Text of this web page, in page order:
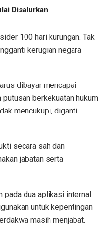
Disalurkan
100 hari kurungan. Tak
kerugian negara
dibayar mencapai
berkekuatan hukum
mencukupi, diganti
secara sah dan
jabatan serta
pada dua aplikasi internal
untuk kepentingan
masih menjabat.